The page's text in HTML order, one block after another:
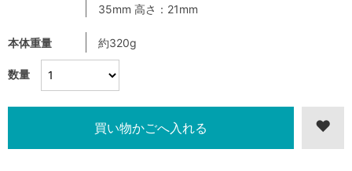
数量
35mm 高さ：21mm
本体重量 約320g